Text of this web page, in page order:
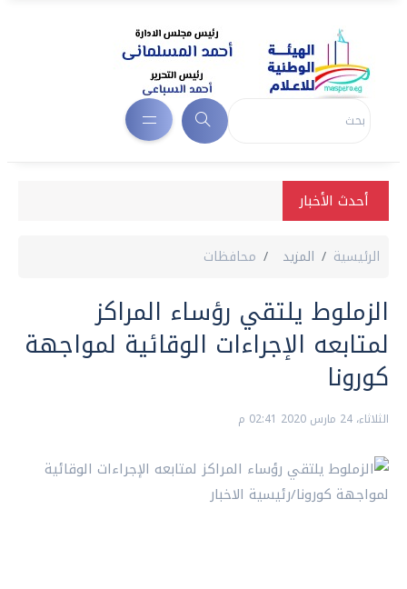
أحدث الأخبار
الرئيسية المزيد محافظات
الزملوط يلتقي رؤساء المراكز
لمتابعه الإجراءات الوقائية لمواجهة
كورونا
الثلاثاء، 24 مارس 2020 02:41 م